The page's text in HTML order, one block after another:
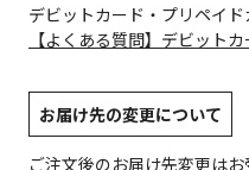
デビットカード・プリペイ
【よくある質問】デビット
お届け先の変更について
ご注文後のお届け先変更はお